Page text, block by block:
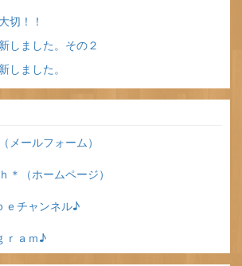
切！！
しました。その２
しました。
メールフォーム）
＊（ホームページ）
ｅチャンネル♪
ｒａｍ♪